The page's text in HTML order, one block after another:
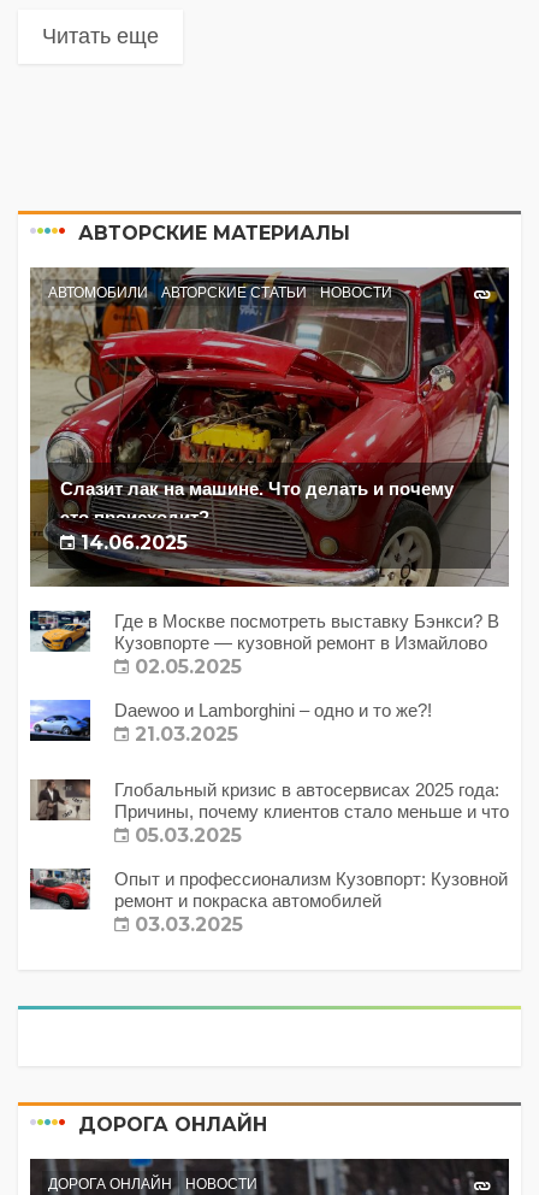
Читать еще
АВТОРСКИЕ МАТЕРИАЛЫ
АВТОМОБИЛИ АВТОРСКИЕ СТАТЬИ НОВОСТИ
Слазит лак на машине. Что делать и почему
это происходит?
14.06.2025
Где в Москве посмотреть выставку Бэнкси? В
Кузовпорте — кузовной ремонт в Измайлово
02.05.2025
Daewoo и Lamborghini – одно и то же?!
21.03.2025
Глобальный кризис в автосервисах 2025 года:
Причины, почему клиентов стало меньше и что
с этим делать?
05.03.2025
Опыт и профессионализм Кузовпорт: Кузовной
ремонт и покраска автомобилей
03.03.2025
ДОРОГА ОНЛАЙН
ДОРОГА ОНЛАЙН НОВОСТИ